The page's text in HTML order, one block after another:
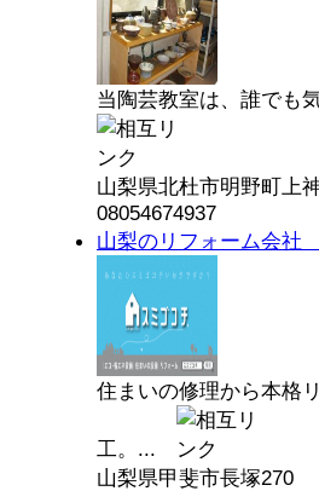
当陶芸教室は、誰で
山梨県北杜市明野町上
08054674937
山梨のリフォーム会社
住まいの修理から本格
工。...
山梨県甲斐市長塚270